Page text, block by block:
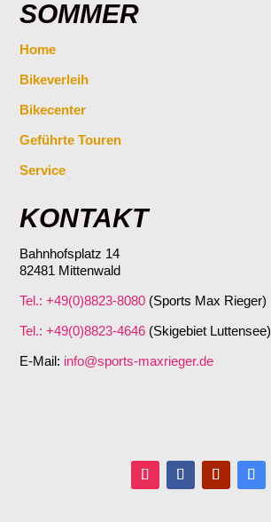
SOMMER
Home
Bikeverleih
Bikecenter
Geführte Touren
Service
KONTAKT
Bahnhofsplatz 14
82481 Mittenwald
Tel.: +49(0)8823-8080 (Sports Max Rieger)
Tel.: +49(0)8823-4646 (Skigebiet Luttensee)
E-Mail: info@sports-maxrieger.de